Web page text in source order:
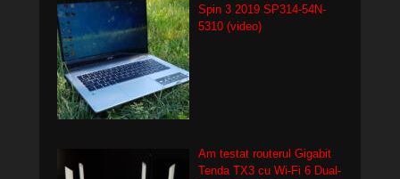
Spin 3 2019 SP314-54N-
5310 (video)
Am testat routerul Gigabit
Tenda TX3 cu Wi-Fi 6 Dual-